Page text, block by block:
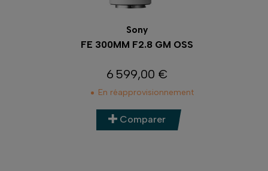
Sony
FE 300MM F2.8 GM OSS
Prix
6 599,00 €
En réapprovisionnement
Comparer